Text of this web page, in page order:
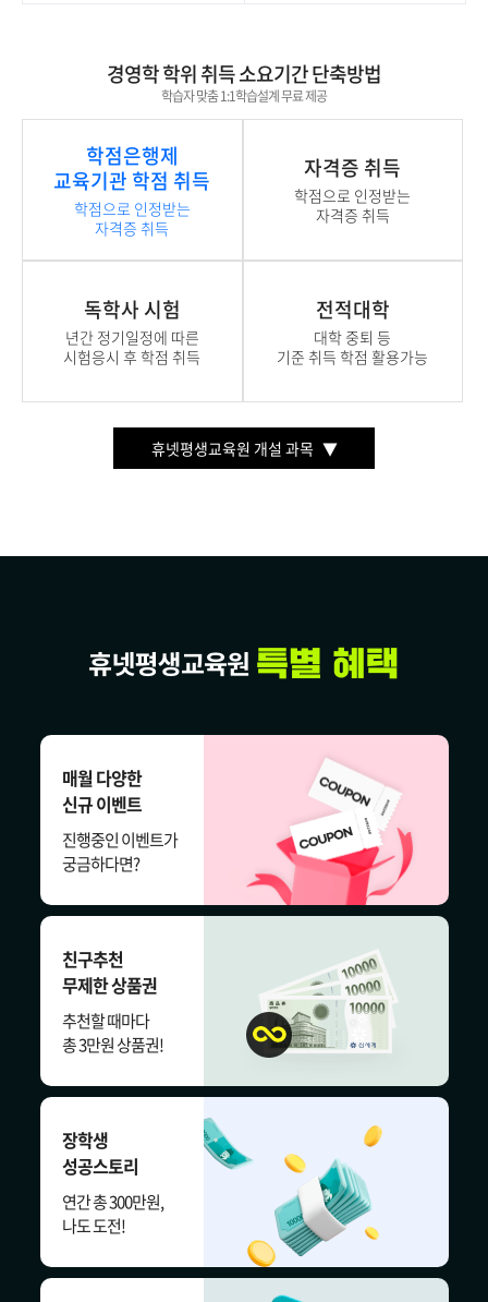
경영학 학위 취득 소요기간 단축방법
학습자 맞춤 1:1학습설계 무료 제공
학점은행제
교육기관 학점 취득
학점으로 인정받는
자격증 취득
자격증 취득
학점으로 인정받는
자격증 취득
독학사 시험
년간 정기일정에 따른
시험응시 후 학점 취득
전적대학
대학 중퇴 등
기준 취득 학점 활용가능
휴넷평생교육원 개설 과목
매월 다양한
신규 이벤트
진행중인 이벤트가
궁금하다면?
친구추천
무제한 상품권
추천할 때마다
총 3만원 상품권!
장학생
성공스토리
연간 총 300만원,
나도 도전!